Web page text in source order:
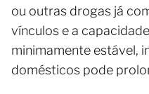
ou outras drogas já
vínculos e a
minimamente estável,
domésticos pode